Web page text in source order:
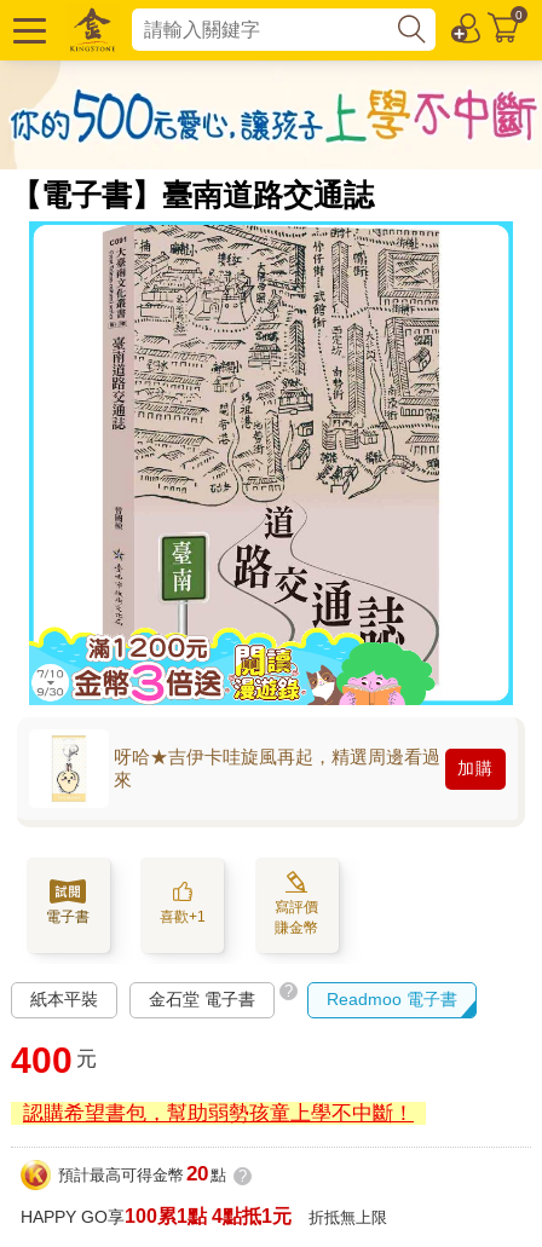
0
【電子書】臺南道路交通誌
呀哈★吉伊卡哇旋風再起，精選周邊看過
來
加購
電子書 喜歡+1
寫評價
賺金幣
紙本平裝 金石堂 電子書 ? Readmoo 電子書
400 元
認購希望書包，幫助弱勢孩童上學不中斷！
預計最高可得金幣 20點 ?
HAPPY GO享100累1點 4點抵1元 折抵無上限